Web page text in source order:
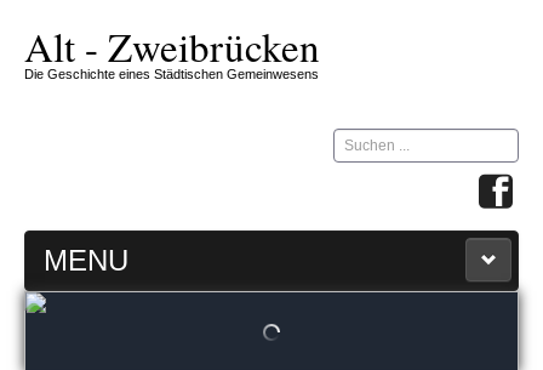
Alt - Zweibrücken
Die Geschichte eines Städtischen Gemeinwesens
Suchen
...
MENU